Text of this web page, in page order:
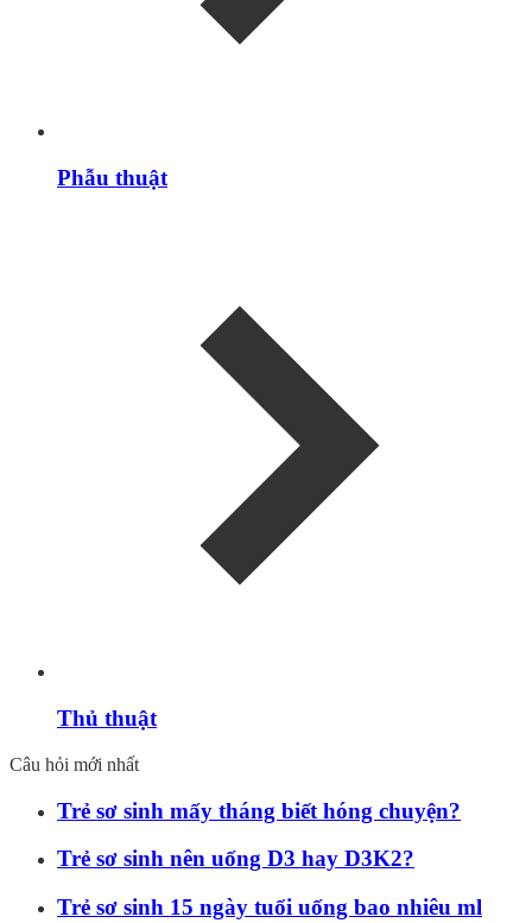
Phẫu thuật
Thủ thuật
Câu hỏi mới nhất
Trẻ sơ sinh mấy tháng biết hóng chuyện?
Trẻ sơ sinh nên uống D3 hay D3K2?
Trẻ sơ sinh 15 ngày tuổi uống bao nhiêu ml